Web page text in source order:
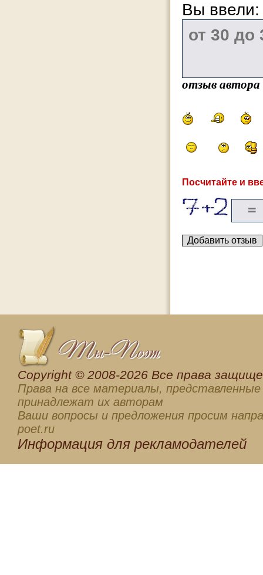
Вы
отзыв
Посчитайте и
Сopyright © 2008-2026 Все права
Права на все материалы, представленные
принадлежат их авторам
Ваши вопросы и предложения просим
poet.ru
Информация для рекламодателей